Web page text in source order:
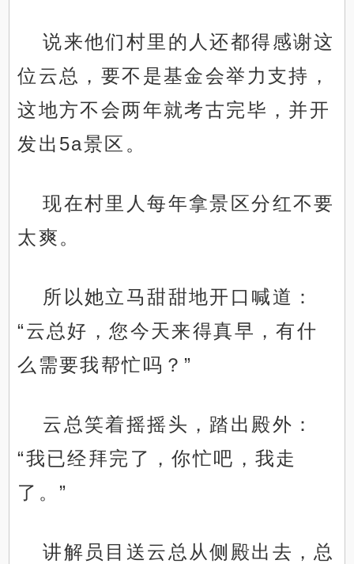
说来他们村里的人还都得感谢这
位云总，要不是基金会举力支持，
这地方不会两年就考古完毕，并开
发出5a景区。
现在村里人每年拿景区分红不要
太爽。
所以她立马甜甜地开口喊道：
“云总好，您今天来得真早，有什
么需要我帮忙吗？”
云总笑着摇摇头，踏出殿外：
“我已经拜完了，你忙吧，我走
了。”
讲解员目送云总从侧殿出去，总